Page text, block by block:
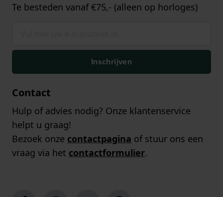
Te besteden vanaf €75,- (alleen op horloges)
Inschrijven
Contact
Hulp of advies nodig? Onze klantenservice
helpt u graag!
Bezoek onze contactpagina of stuur ons een
vraag via het contactformulier.